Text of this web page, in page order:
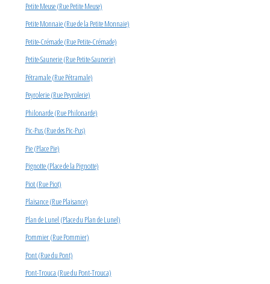
Petite Meuse (Rue Petite Meuse)
Petite Monnaie (Rue de la Petite Monnaie)
Petite-Crémade (Rue Petite-Crémade)
Petite-Saunerie (Rue Petite-Saunerie)
Pétramale (Rue Pétramale)
Peyrolerie (Rue Peyrolerie)
Philonarde (Rue Philonarde)
Pic-Pus (Rue des Pic-Pus)
Pie (Place Pie)
Pignotte (Place de la Pignotte)
Piot (Rue Piot)
Plaisance (Rue Plaisance)
Plan de Lunel (Place du Plan de Lunel)
Pommier (Rue Pommier)
Pont (Rue du Pont)
Pont-Trouca (Rue du Pont-Trouca)